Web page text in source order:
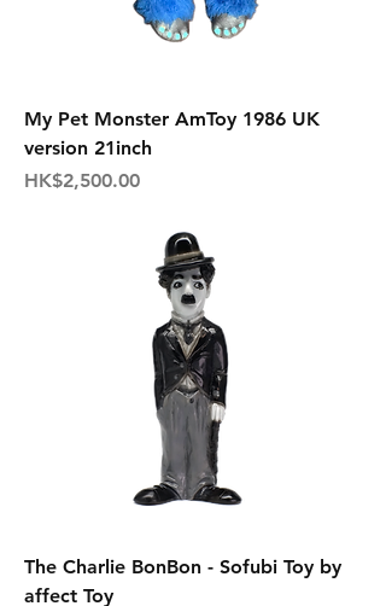
My Pet Monster AmToy 1986 UK
version 21inch
価格
HK$2,500.00
The Charlie BonBon - Sofubi Toy by
affect Toy